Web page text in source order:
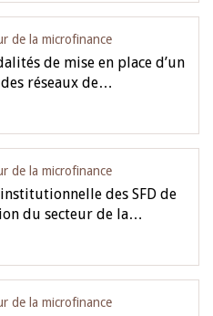
de la microfinance
de mise en place d’un
réseaux de…
de la microfinance
des SFD de
du secteur de la…
de la microfinance